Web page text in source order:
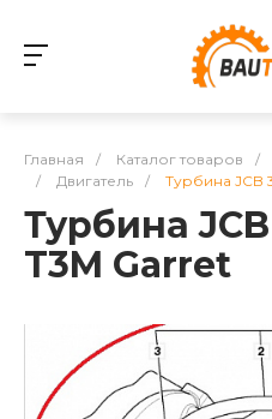
Главная / Каталог товаров /
/
Двигатель / Турбина JCB
Турбина
T3M Garret